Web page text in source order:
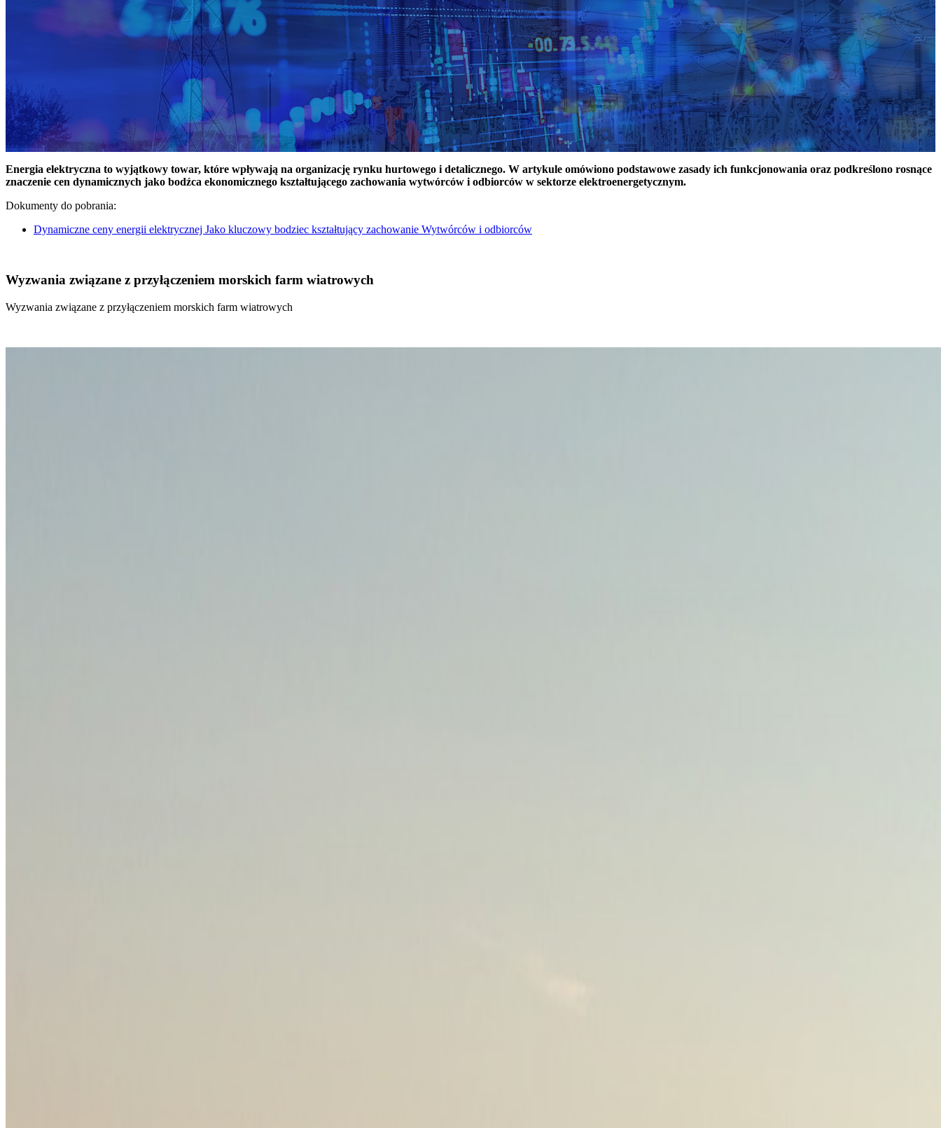
Energia elektryczna to wyjątkowy towar, które wpływają na organizację rynku hurtowego i detalicznego. W artykule omówiono podstawowe zasady ich funkcjonowania oraz podkreślono rosnące
znaczenie cen dynamicznych jako bodźca ekonomicznego kształtującego zachowania wytwórców i odbiorców w sektorze elektroenergetycznym.
Dokumenty do pobrania:
Dynamiczne ceny energii elektrycznej Jako kluczowy bodziec kształtujący zachowanie Wytwórców i odbiorców
Wyzwania związane z przyłączeniem morskich farm wiatrowych
Wyzwania związane z przyłączeniem morskich farm wiatrowych